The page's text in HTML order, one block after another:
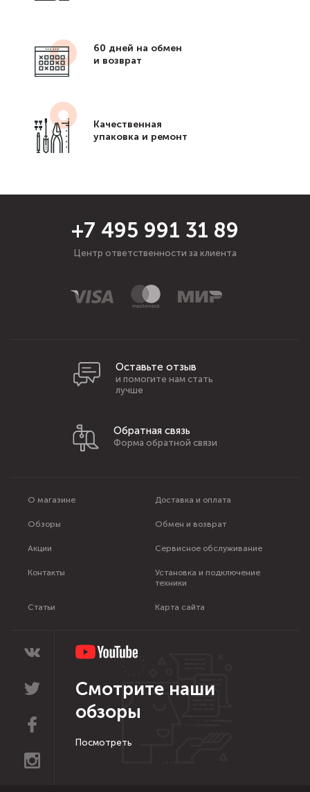
60 дней на обмен
и возврат
Качественная
упаковка и ремонт
+7 495 991 31 89
Центр ответственности за клиента
О магазине Доставка и оплата
Обзоры Обмен и возврат
Акции Сервисное обслуживание
Контакты
Установка и подключение
техники
Статьи Карта сайта
Оставьте отзыв
и помогите нам стать
лучше
Обратная связь
Форма обратной связи
Смотрите наши
обзоры
Посмотреть